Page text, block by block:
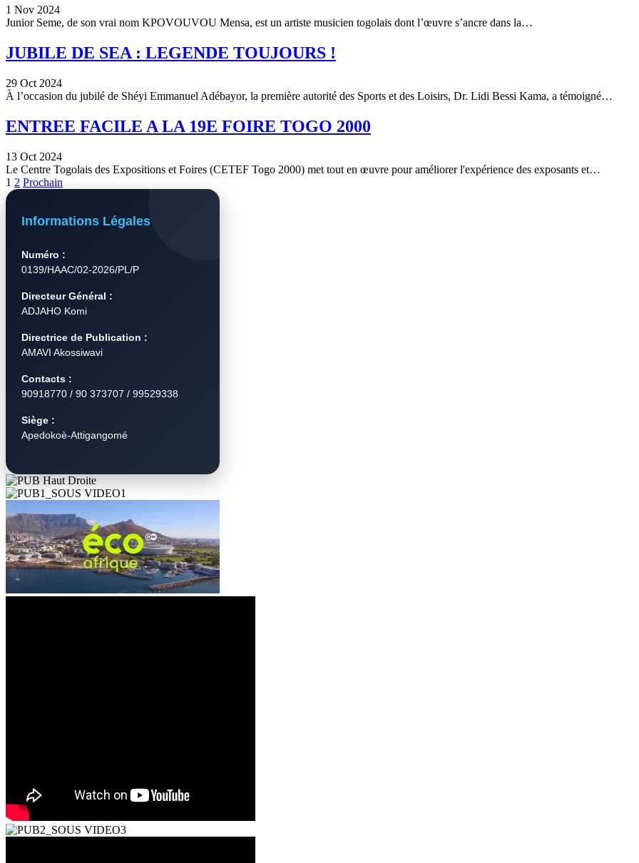
1 Nov 2024
Junior Seme, de son vrai nom KPOVOUVOU Mensa, est un artiste musicien togolais dont l’œuvre s’ancre dans la…
JUBILE DE SEA : LEGENDE TOUJOURS !
29 Oct 2024
À l’occasion du jubilé de Shéyi Emmanuel Adébayor, la première autorité des Sports et des Loisirs, Dr. Lidi Bessi Kama, a témoigné…
ENTREE FACILE A LA 19E FOIRE TOGO 2000
13 Oct 2024
Le Centre Togolais des Expositions et Foires (CETEF Togo 2000) met tout en œuvre pour améliorer l'expérience des exposants et…
1 2 Prochain
Informations Légales
Numéro :
0139/HAAC/02-2026/PL/P
Directeur Général :
ADJAHO Komi
Directrice de Publication :
AMAVI Akossiwavi
Contacts :
90918770 / 90 373707 / 99529338
Siège :
Apedokoè-Attigangomé